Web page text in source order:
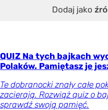
Dodaj jako
QUIZ Na tych bajkach
Polaków. Pamiętasz je
Te dobranocki znały całe
zacierają. Rozwiąż quiz o
sprawdź swoją pamięć.